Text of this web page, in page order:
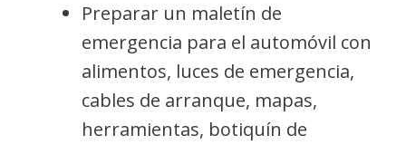
Preparar un maletín de
emergencia para el automóvil con
alimentos, luces de emergencia,
cables de arranque, mapas,
herramientas, botiquín de